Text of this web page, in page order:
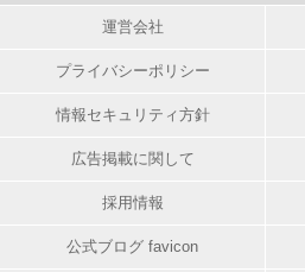
運営会社
プライバシーポリシー
情報セキュリティ方針
広告掲載に関して
採用情報
公式ブログ favicon